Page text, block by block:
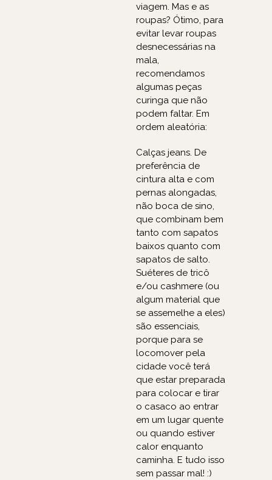
viagem. Mas e as
roupas? Ótimo, para
evitar levar roupas
desnecessárias na
mala,
recomendamos
algumas peças
curinga que não
podem faltar. Em
ordem aleatória:
Calças jeans. De
preferência de
cintura alta e com
pernas alongadas,
não boca de sino,
que combinam bem
tanto com sapatos
baixos quanto com
sapatos de salto.
Suéteres de tricô
e/ou cashmere (ou
algum material que
se assemelhe a eles)
são essenciais,
porque para se
locomover pela
cidade você terá
que estar preparada
para colocar e tirar
o casaco ao entrar
em um lugar quente
ou quando estiver
calor enquanto
caminha. E tudo isso
sem passar mal! :)